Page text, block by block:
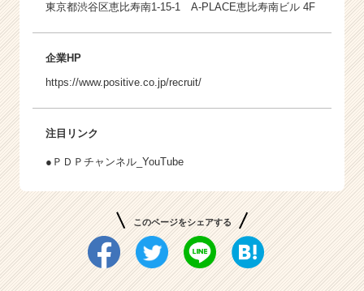
東京都渋谷区恵比寿南1-15-1 A-PLACE恵比寿南ビル 4F
企業HP
https://www.positive.co.jp/recruit/
注目リンク
●ＰＤＰチャンネル_YouTube
このページをシェアする